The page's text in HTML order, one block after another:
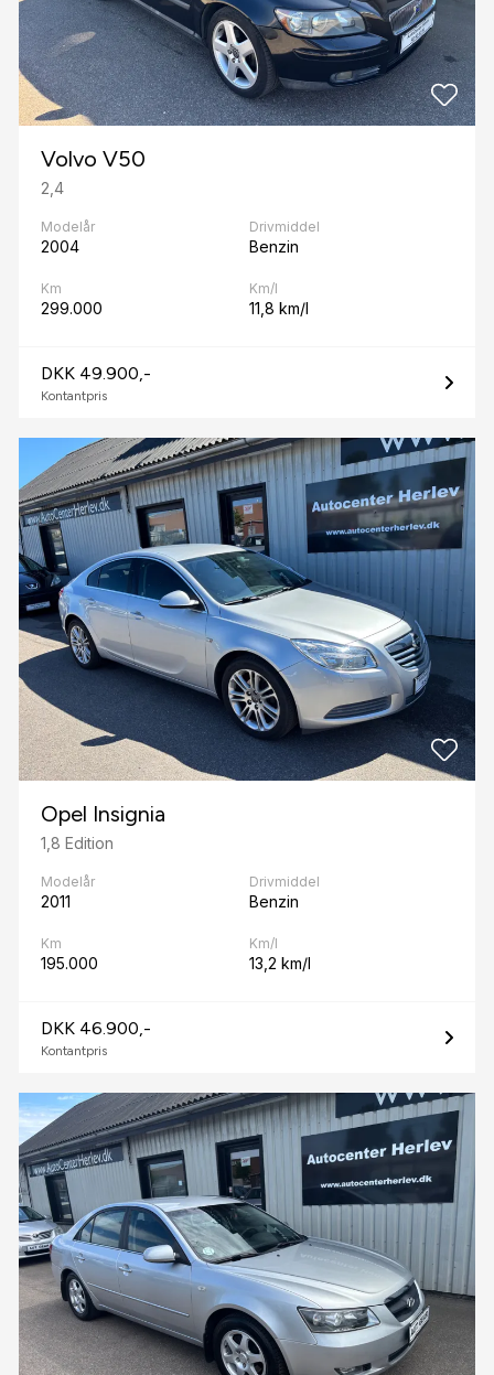
Volvo V50
2,4
Modelår
2004
Drivmiddel
Benzin
Km
299.000
Km/l
11,8 km/l
DKK 49.900,-
Kontantpris
Opel Insignia
1,8 Edition
Modelår
2011
Drivmiddel
Benzin
Km
195.000
Km/l
13,2 km/l
DKK 46.900,-
Kontantpris